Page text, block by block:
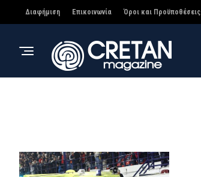
Διαφήμιση Επικοινωνία Όροι και Προϋποθέσεις